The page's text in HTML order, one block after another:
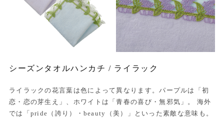
シーズンタオルハンカチ / ライラック
ライラックの花言葉は色によって異なります。パープルは「初
恋・恋の芽生え」、ホワイトは「青春の喜び・無邪気」。 海外
では「pride（誇り）・beauty（美）」といった素敵な意味も。